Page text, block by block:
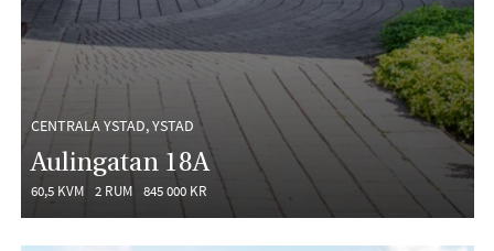
CENTRALA YSTAD, YSTAD
Aulingatan 18A
60,5 KVM 2 RUM 845 000 KR